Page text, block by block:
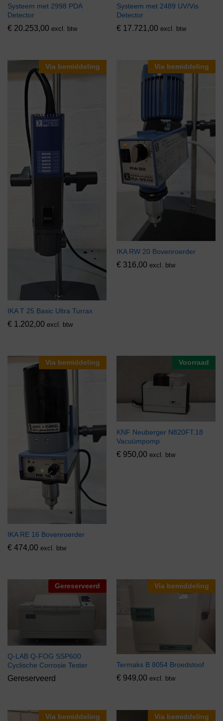
Systeem met 2998 PDA
Detector
€ 20.253,00 excl. btw
Systeem met 2489 UV/Vis
Detector
€ 17.721,00 excl. btw
Via bemiddeling
IKA T 25 Basic Ultra Turrax
€ 1.202,00 excl. btw
Via bemiddeling
IKA RW 20 Bovenroerder
€ 316,00 excl. btw
Via bemiddeling
IKA RE 16 Bovenroerder
€ 474,00 excl. btw
Voorraad
KNF Neuberger N820FT.18
Vacuümpomp
€ 950,00 excl. btw
Gereserveerd
Q-LAB Q-FOG SSP600
Cyclische Corrosie Tester
Gereserveerd
Via bemiddeling
Termaks B 8054 Broedstoof
€ 949,00 excl. btw
Via bemiddeling Via bemiddeling